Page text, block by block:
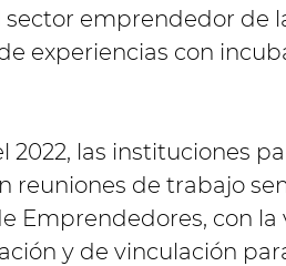
emprendedor de
experiencias con
las instituciones
reuniones de trabajo
Emprendedores, con
y de vinculación